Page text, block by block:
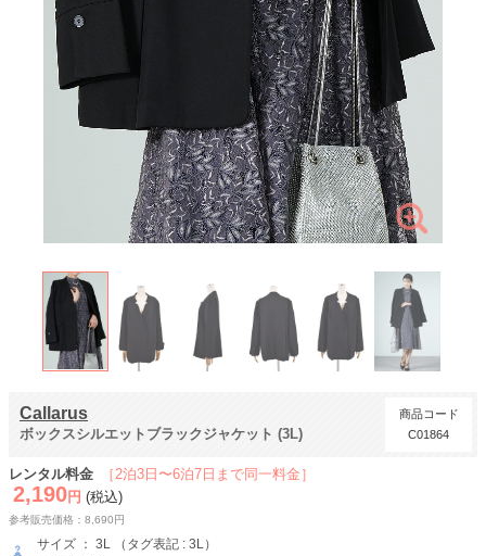
Callarus
ボックスシルエットブラックジャケット (3L)
商品コード
C01864
［2泊3日〜6泊7日まで同一料金］
レンタル料金
2,190 円 (税込)
参考販売価格：8,690円
サイズ ： 3L （タグ表記 : 3L）